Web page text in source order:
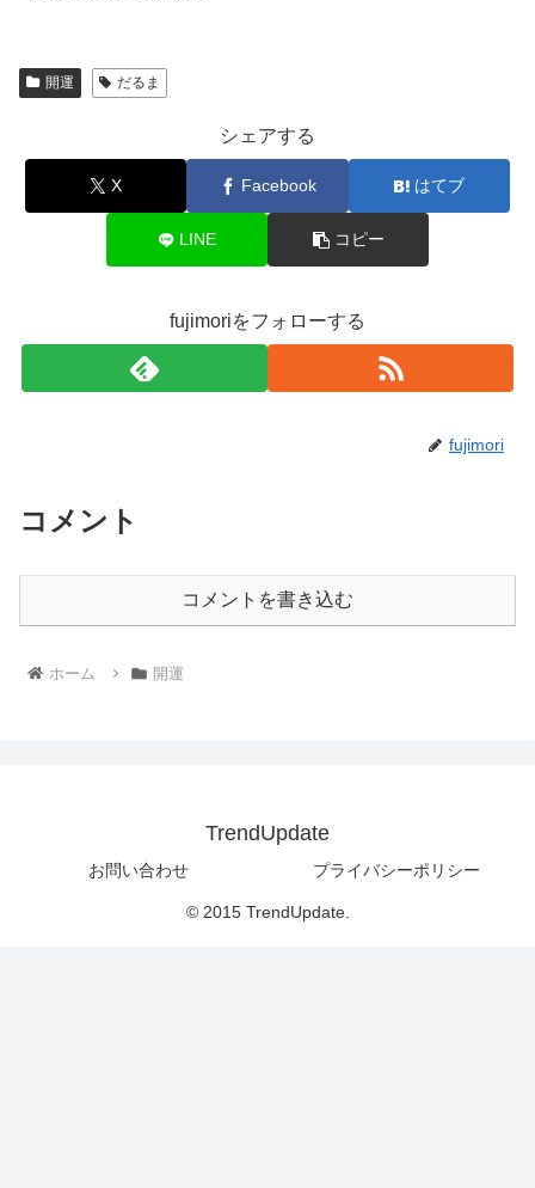
開運 だるま
シェアする
X Facebook はてブ
LINE コピー
fujimoriをフォローする
fujimori
コメント
コメントを書き込む
ホーム 開運
TrendUpdate
お問い合わせ プライバシーポリシー
© 2015 TrendUpdate.